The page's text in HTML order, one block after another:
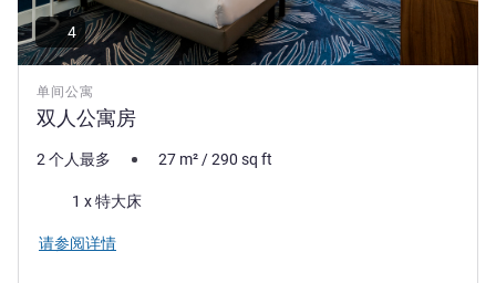
单间公寓
双人公寓房
4
2 个人最多 27 m²/290 sq ft
床上用品1 x 特大床
请参阅详情